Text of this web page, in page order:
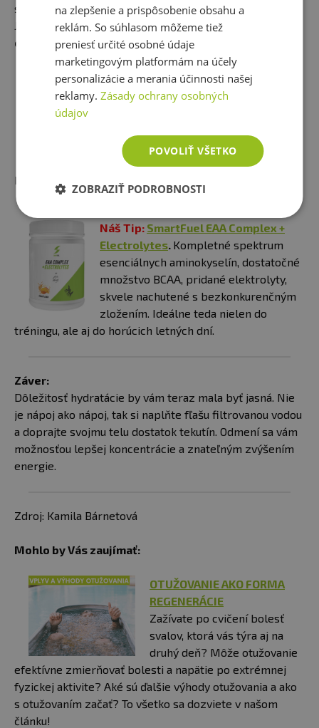
saunovaní alebo pobyte v tropickom podnebí.
Jednoducho vždy, keď sa viac potíte. V tej chvíli už
obyčajná voda nestačí.
NÁŠ TIP: Na dokonale vyvážený nápoj plný
potrebných elektrolytov využite
Môžete si ich pridať do fľaše s vodou a byť si
tak istí, že vaše telo dostane presne to, čo
potrebuje.
Náš Tip: SmartFuel EAA Complex +
Electrolytes Kompletné spektrum
esenciálnych aminokyselín, dostatočné
množstvo BCAA, pridané elektrolyty,
skvele nachutené s bezkonkurenčným
zložením. Ideálne teda nielen do
tréningu, ale aj do horúcich letných dní.
Záver:
Dôležitosť hydratácie by vám teraz mala byť jasná. Nie
je nápoj ako nápoj, tak si naplňte fľašu filtrovanou vodou
a doprajte svojmu telu dostatok tekutín. Odmení sa vám
možnosťou lepšej koncentrácie a znateľným zvýšením
energie.
Zdroj: Kamila Bárnetová
Mohlo by Vás zaujímať:
OTUŽOVANIE AKO FORMA
REGENERÁCIE
Zažívate po cvičení bolesť
svalov, ktorá vás týra aj na
druhý deň? Môže otužovanie
efektívne zmierňovať bolesti a napätie po extrémnej
fyzickej aktivite? Aké sú ďalšie výhody otužovania a ako
s otužovaním začať? To všetko sa dozviete v našom
článku!
na zlepšenie a prispôsobenie obsahu a
reklám. So súhlasom môžeme tiež
preniesť určité osobné údaje
marketingovým platformám na účely
personalizácie a merania účinnosti našej
reklamy.Zásady ochrany osobných
údajov
POVOLIŤ VŠETKO
ZOBRAZIŤ PODROBNOSTI